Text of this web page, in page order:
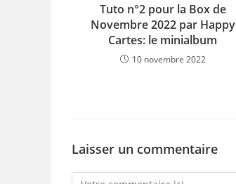
Tuto n°2 pour la Box de
Novembre 2022 par Happy
Cartes: le minialbum
10 novembre 2022
Laisser un commentaire
Comment